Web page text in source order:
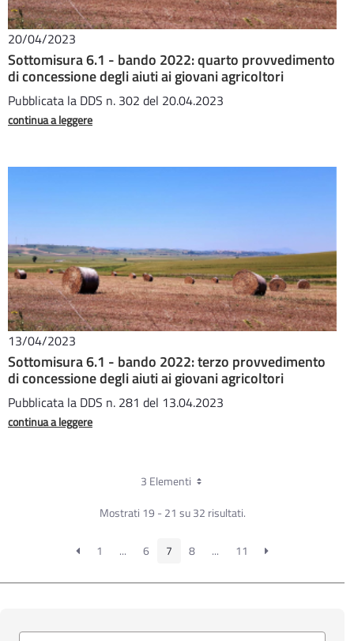
20/04/2023
Sottomisura 6.1 - bando 2022: quarto provvedimento
di concessione degli aiuti ai giovani agricoltori
Pubblicata la DDS n. 302 del 20.04.2023
continua a leggere
13/04/2023
Sottomisura 6.1 - bando 2022: terzo provvedimento
di concessione degli aiuti ai giovani agricoltori
Pubblicata la DDS n. 281 del 13.04.2023
continua a leggere
3 Elementi
Mostrati 19 - 21 su 32 risultati.
1 ... 6 7 8 ... 11